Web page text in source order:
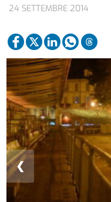
24 SETTEMBRE 2014
❮